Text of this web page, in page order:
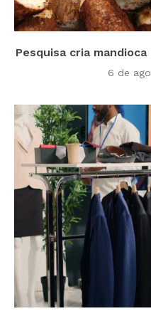
Pesquisa cria
6 de